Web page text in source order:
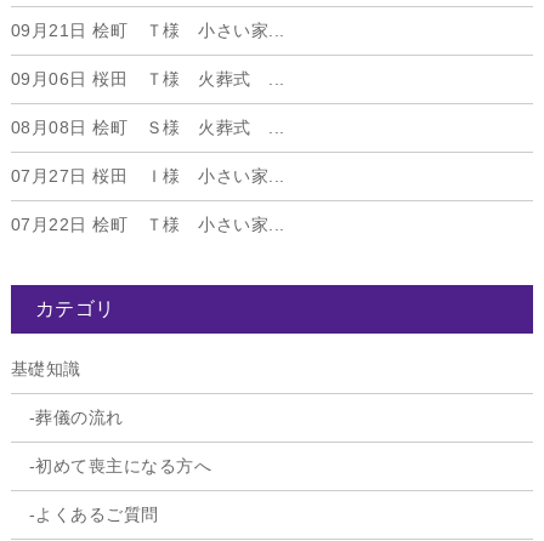
09月21日 桧町 Ｔ様 小さい家...
09月06日 桜田 Ｔ様 火葬式 ...
08月08日 桧町 Ｓ様 火葬式 ...
07月27日 桜田 Ｉ様 小さい家...
07月22日 桧町 Ｔ様 小さい家...
カテゴリ
基礎知識
葬儀の流れ
初めて喪主になる方へ
よくあるご質問